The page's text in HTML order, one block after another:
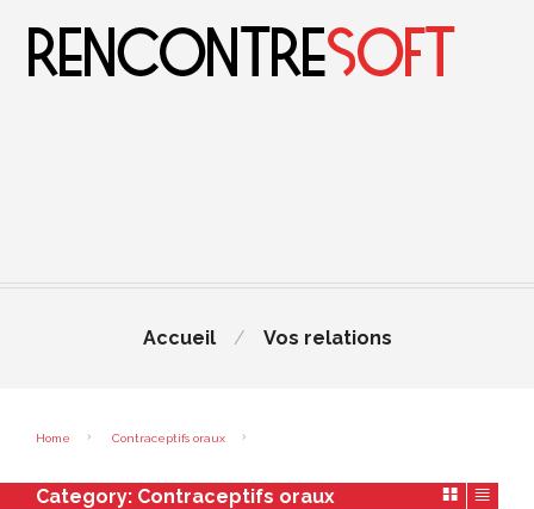
Accueil Vos relations
Home Contraceptifs oraux
Category: Contraceptifs oraux